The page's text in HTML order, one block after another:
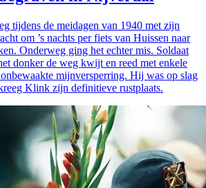
tijdens de meidagen van 1940 met zijn
om ’s nachts per fiets van Huissen naar
Onderweg ging het echter mis. Soldaat
donker de weg kwijt en reed met enkele
mijnversperring. Hij was op slag
Klink zijn definitieve rustplaats.